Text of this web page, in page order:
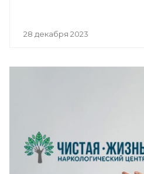
28 декабря 2023